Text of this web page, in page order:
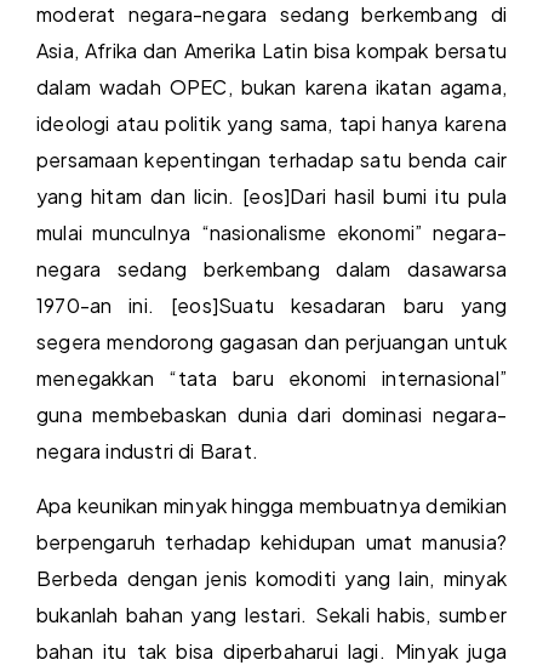
moderat negara-negara sedang berkembang di
Asia, Afrika dan Amerika Latin bisa kompak bersatu
dalam wadah OPEC, bukan karena ikatan agama,
ideologi atau politik yang sama, tapi hanya karena
persamaan kepentingan terhadap satu benda cair
yang hitam dan licin. [eos]Dari hasil bumi itu pula
mulai munculnya “nasionalisme ekonomi” negara-
negara sedang berkembang dalam dasawarsa
1970-an ini. [eos]Suatu kesadaran baru yang
segera mendorong gagasan dan perjuangan untuk
menegakkan “tata baru ekonomi internasional”
guna membebaskan dunia dari dominasi negara-
negara industri di Barat.
Apa keunikan minyak hingga membuatnya demikian
berpengaruh terhadap kehidupan umat manusia?
Berbeda dengan jenis komoditi yang lain, minyak
bukanlah bahan yang lestari. Sekali habis, sumber
bahan itu tak bisa diperbaharui lagi. Minyak juga